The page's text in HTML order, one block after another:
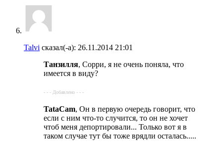
Talvi сказал(-а): 26.11.2014 21:01
Танзилля, Сорри, я не очень поняла, что
имеется в виду?
- - - Добавлено - - -
TataCam, Он в первую очередь говорит, что
если с ним что-то случится, то он не хочет
чтоб меня депортировали... Только вот я в
таком случае тут бы тоже врядли осталась.....